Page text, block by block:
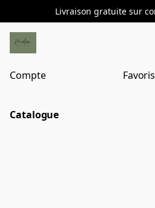
Livraison gratuite sur
Compte Favoris
Catalogue